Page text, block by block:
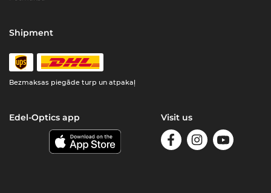
Shipment
Bezmaksas piegāde turp un atpakaļ
Edel-Optics app Visit us